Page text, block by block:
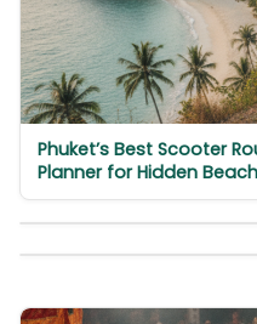
Phuket’s Best Scooter
Planner for Hidden